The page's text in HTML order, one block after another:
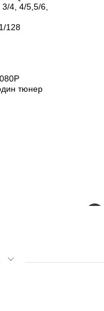
4, 4/5,5/6,
128
тюнер